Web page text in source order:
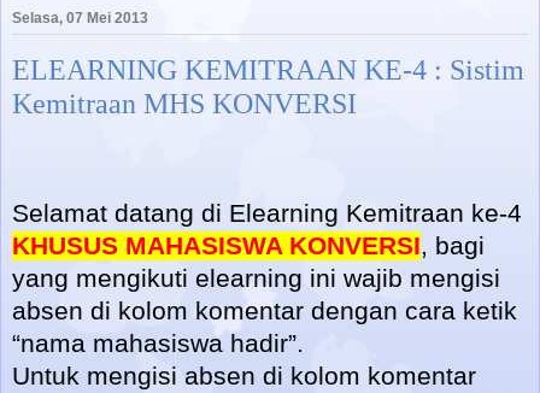
Selasa, 07 Mei 2013
ELEARNING KEMITRAAN KE-4 : Sistim
Kemitraan MHS KONVERSI
Selamat datang di Elearning Kemitraan ke-4
KHUSUS MAHASISWA KONVERSI, bagi
yang mengikuti elearning ini wajib mengisi
absen di kolom komentar dengan cara ketik
“nama mahasiswa hadir”.
Untuk mengisi absen di kolom komentar